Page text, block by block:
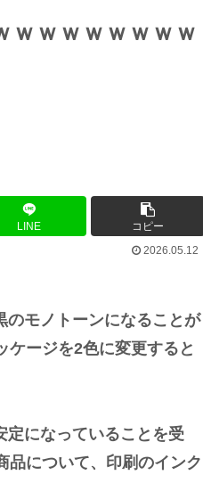
ｗｗｗｗｗｗｗｗ
LINE
コピー
2026.05.12
のモノトーンになることが
ケージを2色に変更すると
定になっていることを受
品について、印刷のインク